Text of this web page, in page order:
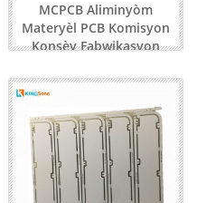
MCPCB Aliminyòm
Materyèl PCB Komisyon
Konsèy Fabwikasyon